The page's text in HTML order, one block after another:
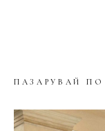
ПАЗАРУВАЙ ПО